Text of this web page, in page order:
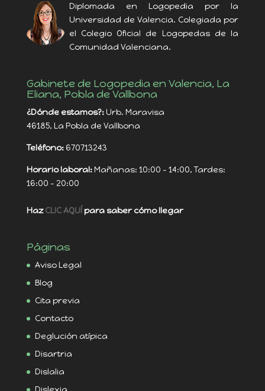
Diplomada en Logopedia por la
Universidad de Valencia. Colegiada por
el Colegio Oficial de Logopedas de la
Comunidad Valenciana.
Gabinete de Logopedia en Valencia, La
Eliana, Pobla de Vallbona
¿Dónde estamos?:Urb. Maravisa
46185, La Pobla de Vallbona
Teléfono:670713243
Horario laboral:Mañanas: 10:00 - 14:00, Tardes:
16:00 - 20:00
HazCLIC AQUÍ para saber cómo llegar
Páginas
Aviso Legal
Blog
Cita previa
Contacto
Deglución atípica
Disartria
Dislalia